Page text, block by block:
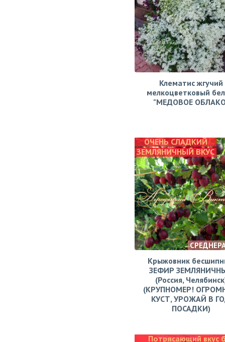
Клематис жгучий
мелкоцветковый
"МЕДОВОЕ
ОЧЕНЬ СЛАДКИЙ
ЗЕМЛЯНИЧНЫЙ ВКУС
Крыжовник
ЗЕФИР
(Россия,
(КРУПНОМЕР!
КУСТ, УРОЖАЙ В
ПОСАДКИ)
Потрясающий вкус